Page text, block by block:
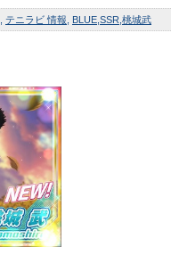
テニラビ 情報 BLUE SSR 桃城武